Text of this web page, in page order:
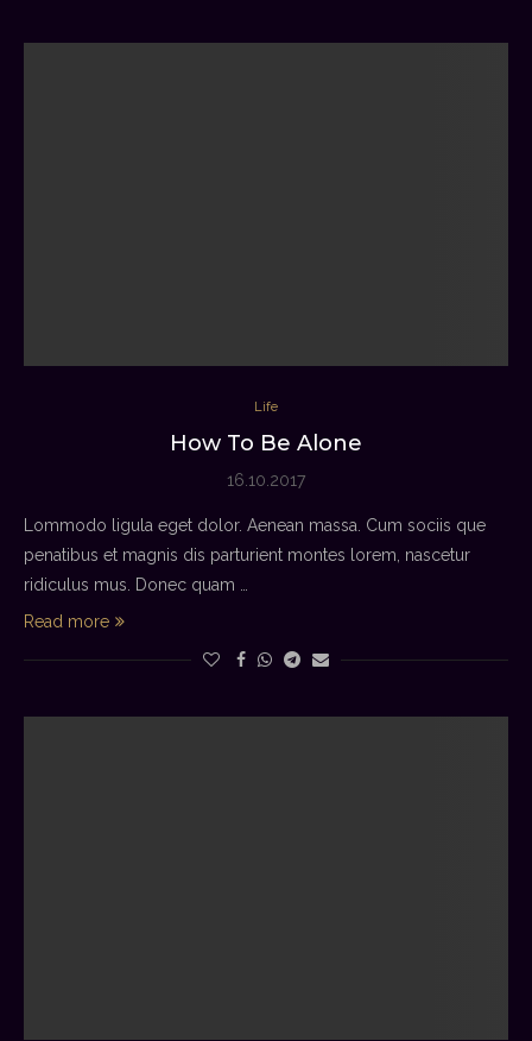
Life
How To Be Alone
16.10.2017
Lommodo ligula eget dolor. Aenean massa. Cum sociis que
penatibus et magnis dis parturient montes lorem, nascetur
ridiculus mus. Donec quam …
Read more